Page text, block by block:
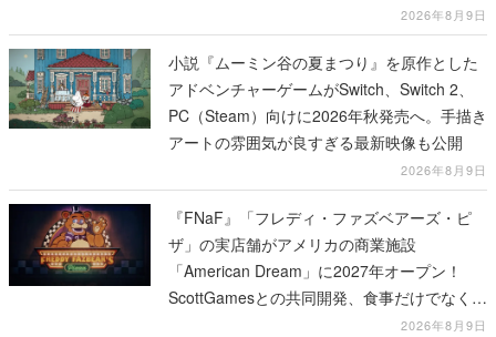
2026年8月9日
小説『ムーミン谷の夏まつり』を原作とした
アドベンチャーゲームがSwitch、Switch 2、
PC（Steam）向けに2026年秋発売へ。手描き
アートの雰囲気が良すぎる最新映像も公開
2026年8月9日
『FNaF』「フレディ・ファズベアーズ・ピ
ザ」の実店舗がアメリカの商業施設
「American Dream」に2027年オープン！
ScottGamesとの共同開発、食事だけでなくス
テージショーや没入型のホラー体験も楽しめ
2026年8月9日